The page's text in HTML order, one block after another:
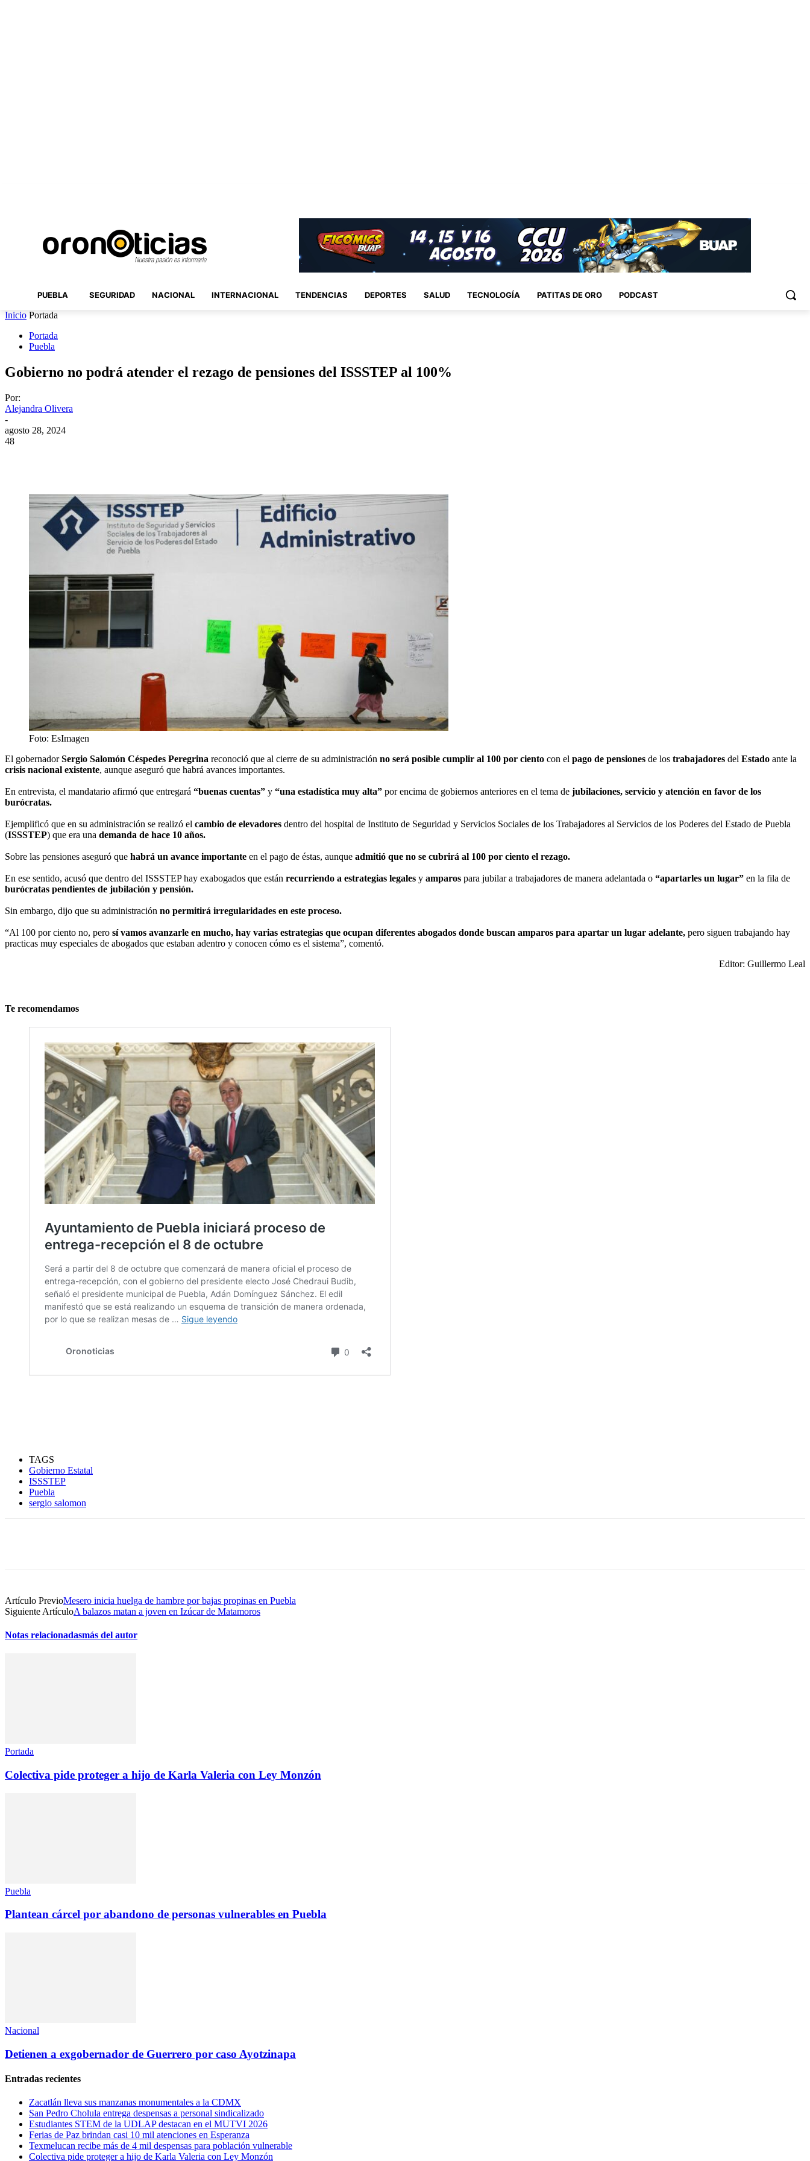
PUEBLA SEGURIDAD NACIONAL INTERNACIONAL TENDENCIAS DEPORTES SALUD TECNOLOGÍA PATITAS DE ORO PODCAST
Inicio Portada
Portada
Puebla
Gobierno no podrá atender el rezago de pensiones del ISSSTEP al 100%
Por:
Alejandra Olivera
-
agosto 28, 2024
48
Foto: EsImagen
El gobernadorSergio Salomón Céspedes Peregrina reconoció que al cierre de su administración no será posible cumplir al 100 por ciento con el pago de pensiones de los trabajadores del Estado ante la
crisis nacional existente, aunque aseguró que habrá avances importantes.
En entrevista, el mandatario afirmó que entregará “buenas cuentas” y “una estadística muy alta” por encima de gobiernos anteriores en el tema de jubilaciones, servicio y atención en favor de los
burócratas.
Ejemplificó que en su administración se realizó el cambio de elevadores dentro del hospital de Instituto de Seguridad y Servicios Sociales de los Trabajadores al Servicios de los Poderes del Estado de Puebla
(ISSSTEP) que era una demanda de hace 10 años.
Sobre las pensiones aseguró que habrá un avance importante en el pago de éstas, aunque admitió que no se cubrirá al 100 por ciento el rezago.
En ese sentido, acusó que dentro del ISSSTEP hay exabogados que están recurriendo a estrategias legales y amparos para jubilar a trabajadores de manera adelantada o “apartarles un lugar” en la fila de
burócratas pendientes de jubilación y pensión.
Sin embargo, dijo que su administración no permitirá irregularidades en este proceso.
“Al 100 por ciento no, pero sí vamos avanzarle en mucho, hay varias estrategias que ocupan diferentes abogados donde buscan amparos para apartar un lugar adelante, pero siguen trabajando hay
practicas muy especiales de abogados que estaban adentro y conocen cómo es el sistema”, comentó.
Editor: Guillermo Leal
Te recomendamos
TAGS
Gobierno Estatal
ISSSTEP
Puebla
sergio salomon
Artículo PrevioMesero inicia huelga de hambre por bajas propinas en Puebla
Siguiente ArtículoA balazos matan a joven en Izúcar de Matamoros
Notas relacionadasmás del autor
Portada
Colectiva pide proteger a hijo de Karla Valeria con Ley Monzón
Puebla
Plantean cárcel por abandono de personas vulnerables en Puebla
Nacional
Detienen a exgobernador de Guerrero por caso Ayotzinapa
Entradas recientes
Zacatlán lleva sus manzanas monumentales a la CDMX
San Pedro Cholula entrega despensas a personal sindicalizado
Estudiantes STEM de la UDLAP destacan en el MUTVI 2026
Ferias de Paz brindan casi 10 mil atenciones en Esperanza
Texmelucan recibe más de 4 mil despensas para población vulnerable
Colectiva pide proteger a hijo de Karla Valeria con Ley Monzón